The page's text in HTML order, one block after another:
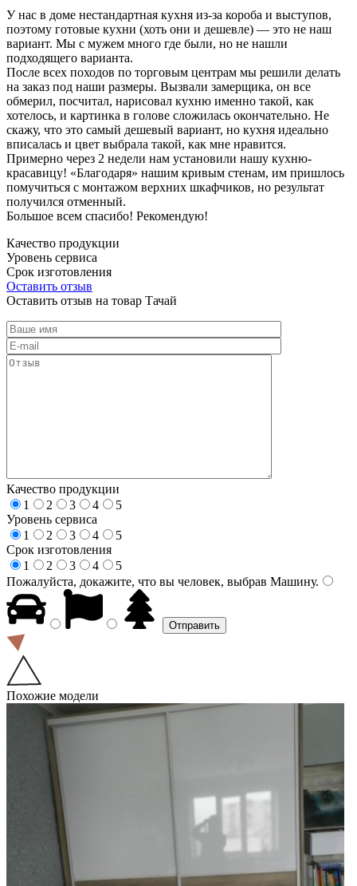
У нас в доме нестандартная кухня из-за короба и выступов,
поэтому готовые кухни (хоть они и дешевле) — это не наш
вариант. Мы с мужем много где были, но не нашли
подходящего варианта.
После всех походов по торговым центрам мы решили делать
на заказ под наши размеры. Вызвали замерщика, он все
обмерил, посчитал, нарисовал кухню именно такой, как
хотелось, и картинка в голове сложилась окончательно. Не
скажу, что это самый дешевый вариант, но кухня идеально
вписалась и цвет выбрала такой, как мне нравится.
Примерно через 2 недели нам установили нашу кухню-
красавицу! «Благодаря» нашим кривым стенам, им пришлось
помучиться с монтажом верхних шкафчиков, но результат
получился отменный.
Большое всем спасибо! Рекомендую!
Качество продукции
Уровень сервиса
Срок изготовления
Оставить отзыв
Оставить отзыв на товар Тачай
Качество продукции
1
2 3 4
5
Уровень сервиса
1
2 3 4
5
Срок изготовления
1
2 3 4
5
Пожалуйста, докажите, что вы человек, выбрав Машину.
Похожие модели